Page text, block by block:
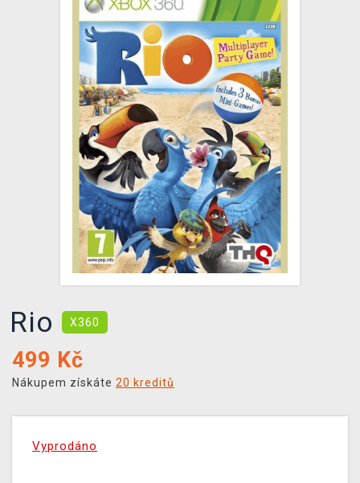
PRODEJNY
DOPRAVA
XZONE KLUB
TCG & BOARDGAME HUB
VÝKUP HER (BAZAR)
Rio X360
499 Kč
Nákupem získáte 20 kreditů
Vyprodáno